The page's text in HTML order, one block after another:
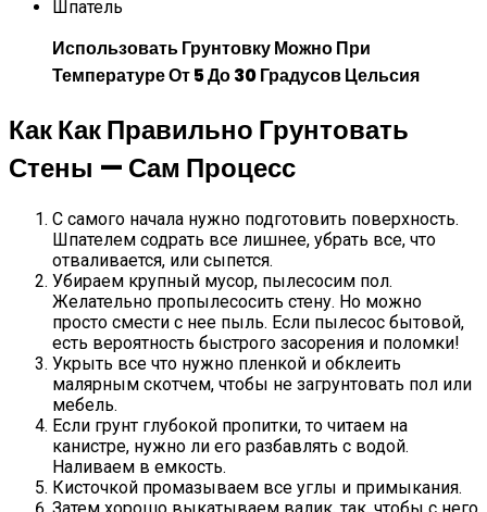
Шпатель
Использовать Грунтовку Можно При
Температуре От 5 До 30 Градусов Цельсия
Как Как Правильно Грунтовать
Стены — Сам Процесс
С самого начала нужно подготовить поверхность.
Шпателем содрать все лишнее, убрать все, что
отваливается, или сыпется.
Убираем крупный мусор, пылесосим пол.
Желательно пропылесосить стену. Но можно
просто смести с нее пыль. Если пылесос бытовой,
есть вероятность быстрого засорения и поломки!
Укрыть все что нужно пленкой и обклеить
малярным скотчем, чтобы не загрунтовать пол или
мебель.
Если грунт глубокой пропитки, то читаем на
канистре, нужно ли его разбавлять с водой.
Наливаем в емкость.
Кисточкой промазываем все углы и примыкания.